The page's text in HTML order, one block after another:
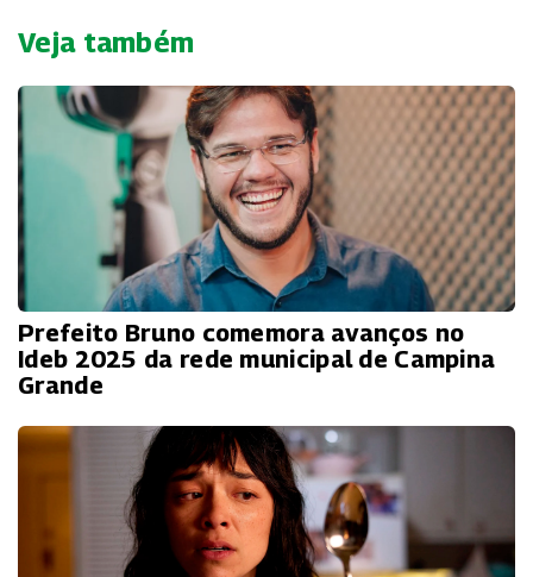
Veja também
Prefeito Bruno comemora avanços no
Ideb 2025 da rede municipal de Campina
Grande